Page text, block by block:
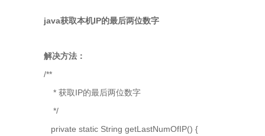
java获取本机IP的最后两位数字
解决方法：
/**
* 获取IP的最后两位数字
*/
private static String getLastNumOfIP() {